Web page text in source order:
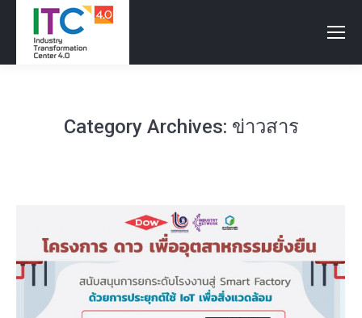
Category Archives: ข่าวสาร